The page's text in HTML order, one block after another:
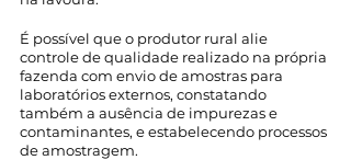
É possível que o produtor rural alie
controle de qualidade realizado na própria
fazenda com envio de amostras para
laboratórios externos, constatando
também a ausência de impurezas e
contaminantes, e estabelecendo processos
de amostragem.